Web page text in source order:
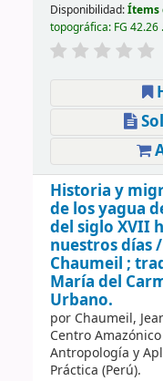
Disponibilidad:Ítems
topográfica: FG 42.26
Historia y
de los yagua
del siglo XVII
nuestros días /
Chaumeil ;
María del
Urbano.
por Chaumeil,
Centro
Antropología y
Práctica (Perú).